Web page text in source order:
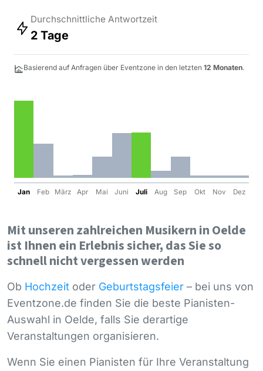
Durchschnittliche Antwortzeit
2 Tage
Basierend auf Anfragen über Eventzone in den letzten 12 Monaten.
Jan Feb März Apr Mai Juni Juli Aug Sep Okt Nov Dez
Mit unseren zahlreichen Musikern in Oelde
ist Ihnen ein Erlebnis sicher, das Sie so
schnell nicht vergessen werden
Ob Hochzeit oder Geburtstagsfeier – bei uns von
Eventzone.de finden Sie die beste Pianisten-
Auswahl in Oelde, falls Sie derartige
Veranstaltungen organisieren.
Wenn Sie einen Pianisten für Ihre Veranstaltung